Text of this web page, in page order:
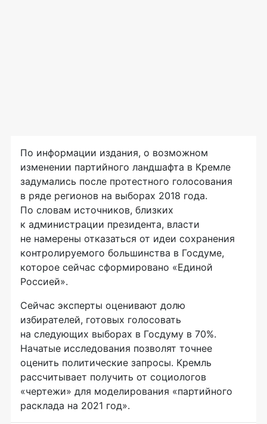
По информации издания, о возможном
изменении партийного ландшафта в Кремле
задумались после протестного голосования
в ряде регионов на выборах 2018 года.
По словам источников, близких
к администрации президента, власти
не намерены отказаться от идеи сохранения
контролируемого большинства в Госдуме,
которое сейчас сформировано «Единой
Россией».
Сейчас эксперты оценивают долю
избирателей, готовых голосовать
на следующих выборах в Госдуму в 70%.
Начатые исследования позволят точнее
оценить политические запросы. Кремль
рассчитывает получить от социологов
«чертежи» для моделирования «партийного
расклада на 2021 год».